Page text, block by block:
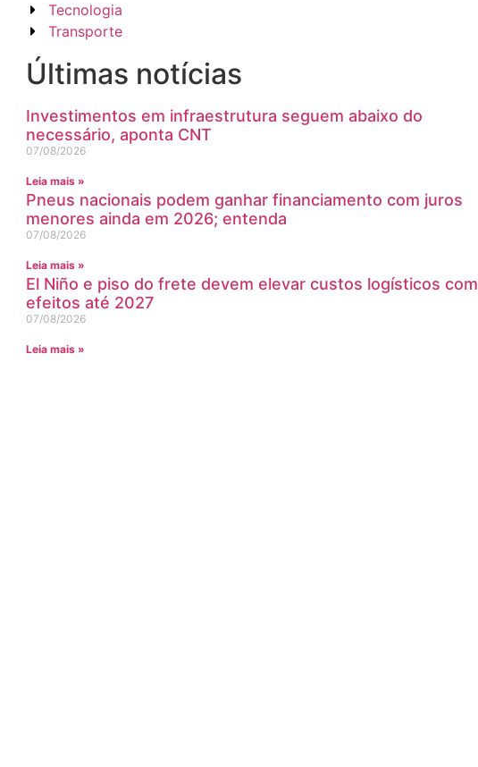
Tecnologia
Transporte
Últimas notícias
Investimentos em infraestrutura seguem abaixo do
necessário, aponta CNT
07/08/2026
Leia mais »
Pneus nacionais podem ganhar financiamento com juros
menores ainda em 2026; entenda
07/08/2026
Leia mais »
El Niño e piso do frete devem elevar custos logísticos com
efeitos até 2027
07/08/2026
Leia mais »